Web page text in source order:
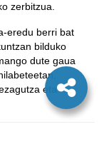
zerbitzua.
eredu berri bat
bilduko
dute gaua
eta